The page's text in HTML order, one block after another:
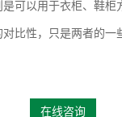
可以用于衣柜、鞋柜
性，只是两者的一
在线咨询